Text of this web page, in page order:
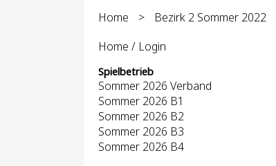
Home > Bezirk 2 Sommer 2022
Home / Login
Spielbetrieb
Sommer 2026 Verband
Sommer 2026 B1
Sommer 2026 B2
Sommer 2026 B3
Sommer 2026 B4